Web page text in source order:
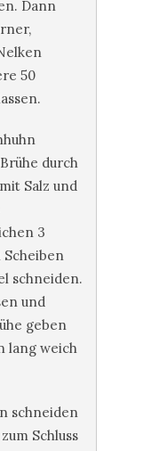
Dann
50
durch
Salz und
3
schneiden.
und
geben
lang weich
schneiden
Schluss